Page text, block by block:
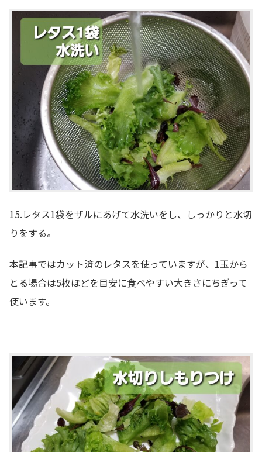
15.レタス1袋をザルにあげて水洗いをし、しっかりと水切
りをする。
本記事ではカット済のレタスを使っていますが、1玉から
とる場合は5枚ほどを目安に食べやすい大きさにちぎって
使います。